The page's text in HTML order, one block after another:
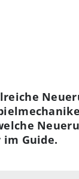
Guide.